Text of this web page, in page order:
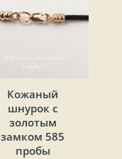
Кожаный
шнурок с
золотым
замком 585
пробы